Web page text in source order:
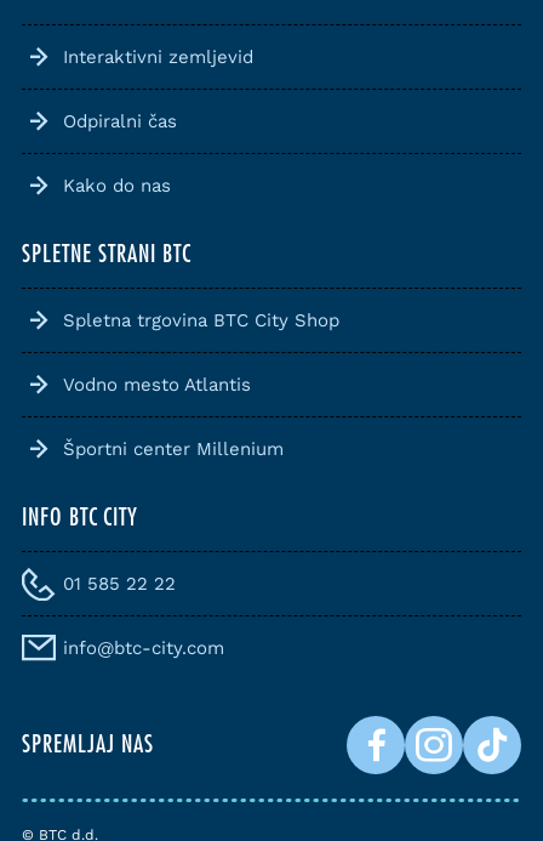
Interaktivni zemljevid
Odpiralni čas
Kako do nas
SPLETNE STRANI BTC
Spletna trgovina BTC City Shop
Vodno mesto Atlantis
Športni center Millenium
INFO BTC CITY
01 585 22 22
info@btc-city.com
SPREMLJAJ NAS
© BTC d.d.